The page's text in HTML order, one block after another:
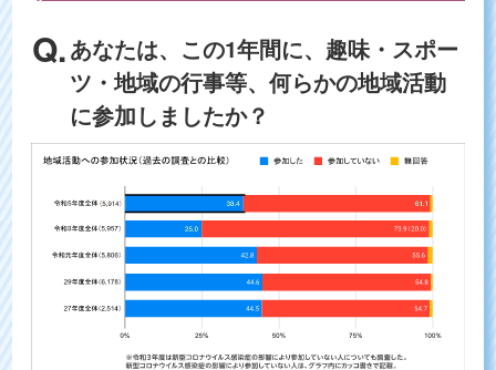
あなたは、この1年間に、趣味・スポー
ツ・地域の行事等、何らかの地域活動
に参加しましたか？